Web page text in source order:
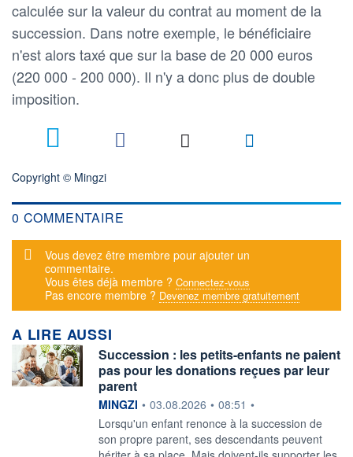
calculée sur la valeur du contrat au moment de la
succession. Dans notre exemple, le bénéficiaire
n'est alors taxé que sur la base de 20 000 euros
(220 000 - 200 000). Il n'y a donc plus de double
imposition.
Copyright © Mingzi
0 COMMENTAIRE
Message d'alerte
Vous devez être membre pour ajouter un
commentaire.
Vous êtes déjà membre ? Connectez-vous
Pas encore membre ? Devenez membre gratuitement
A LIRE AUSSI
Succession : les petits-enfants ne paient
pas pour les donations reçues par leur
parent
information fournie par
MINGZI • 03.08.2026 • 08:51 •
Lorsqu'un enfant renonce à la succession de
son propre parent, ses descendants peuvent